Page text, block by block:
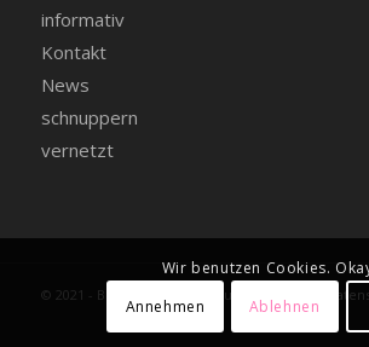
informativ
Kontakt
News
schnuppern
vernetzt
© 2021 - BHAK BHAS Lustenau -
Wir benutzen Cookies.
Annehmen
Ablehnen